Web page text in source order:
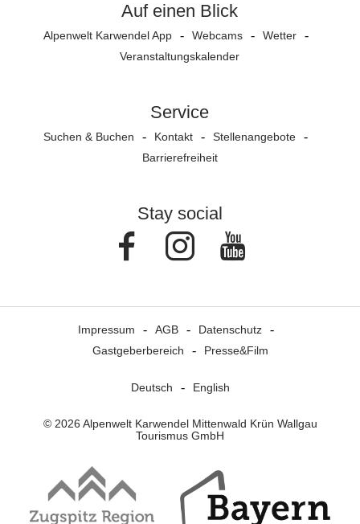
Auf einen Blick
Alpenwelt Karwendel App Webcams
Wetter
Veranstaltungs­kalender
Service
Suchen & Buchen Kontakt
Stellenangebote
Barrierefreiheit
Stay social
FacebookInstagram
Impressum AGB
Datenschutz
Gastgeberbereich
Presse&Film
Deutsch English
© 2026 Alpenwelt Karwendel Mittenwald Krün Wallgau
Tourismus GmbH